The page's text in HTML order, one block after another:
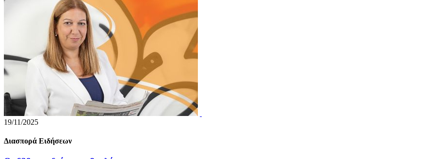
19/11/2025
Διασπορά Ειδήσεων